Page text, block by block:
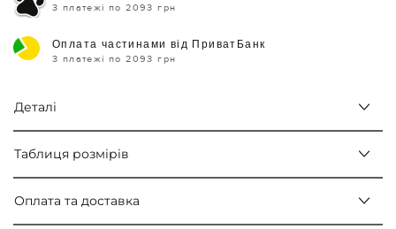
3 платежі по 2093 грн
Оплата частинами від ПриватБанк
3 платежі по 2093 грн
Деталі
Таблиця розмірів
Оплата та доставка